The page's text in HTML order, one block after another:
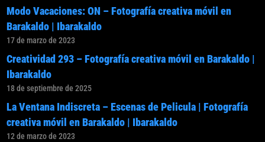
Modo Vacaciones: ON – Fotografía creativa móvil en
Barakaldo | Ibarakaldo
17 de marzo de 2023
Creatividad 293 – Fotografía creativa móvil en Barakaldo |
Ibarakaldo
18 de septiembre de 2025
La Ventana Indiscreta – Escenas de Pelicula | Fotografía
creativa móvil en Barakaldo | Ibarakaldo
12 de marzo de 2023